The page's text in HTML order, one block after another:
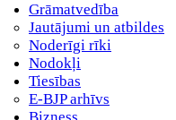
Grāmatvedība
Jautājumi un atbildes
Noderīgi rīki
Nodokļi
Tiesības
E-BJP arhīvs